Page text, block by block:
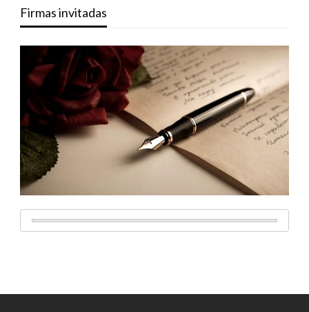
Firmas invitadas